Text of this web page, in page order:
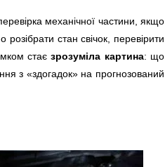
механічної частини, якщо
стан свічок, перевірити
стаєзрозуміла картина: що
з «здогадок» на прогнозований